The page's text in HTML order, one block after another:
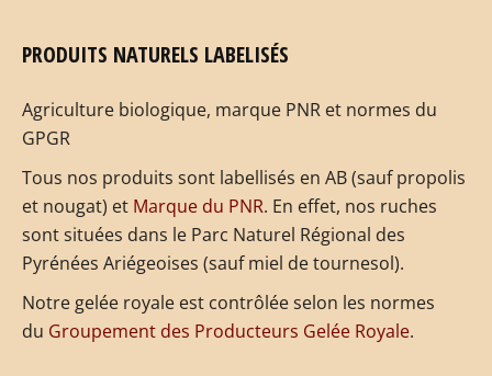
PRODUITS NATURELS LABELISÉS
Agriculture biologique, marque PNR et normes du
GPGR
Tous nos produits sont labellisés en AB (sauf propolis
et nougat) et Marque du PNR. En effet, nos ruches
sont situées dans le Parc Naturel Régional des
Pyrénées Ariégeoises (sauf miel de tournesol).
Notre gelée royale est contrôlée selon les normes
du Groupement des Producteurs Gelée Royale.